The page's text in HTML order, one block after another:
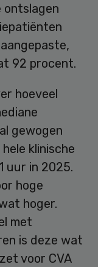
ontslagen
92 procent.
hoeveel
gewogen
klinische
uur in 2025.
hoge
hoger.
met
is deze wat
voor CVA